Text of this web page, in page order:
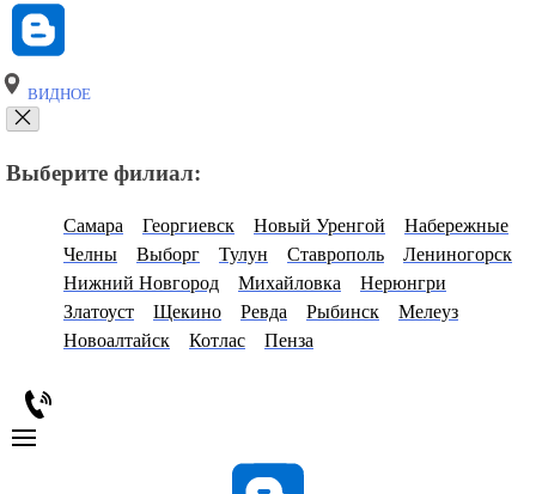
ВИДНОЕ
Выберите филиал:
Самара Георгиевск Новый Уренгой
Набережные
Челны
Выборг Тулун Ставрополь
Лениногорск
Нижний Новгород
Михайловка
Нерюнгри
Златоуст
Щекино Ревда Рыбинск
Мелеуз
Новоалтайск
Котлас Пенза